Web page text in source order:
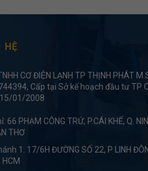
HỆ
CƠ ĐIỆN LẠNH TP THỊNH PHÁT
Cấp tại Sở kế hoạch đầu tư TP
01/2008
66 PHẠM CÔNG TRỨ, P.CÁI KHẾ, Q.
THƠ
1: 17/6H ĐƯỜNG SỐ 22, P LINH